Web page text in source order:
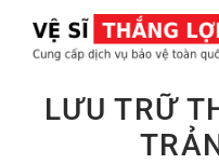
Chuyển
LƯU TRỮ